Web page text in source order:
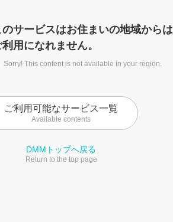
のサービスはお住まいの地域からは
利用になれません。
Sorry! This content is not available in your region.
ご利用可能なサービス一覧
Available contents
DMMトップへ戻る
Return to the top page